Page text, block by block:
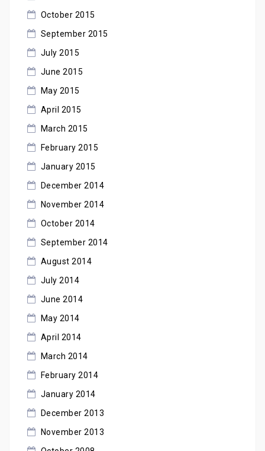
October 2015
September 2015
July 2015
June 2015
May 2015
April 2015
March 2015
February 2015
January 2015
December 2014
November 2014
October 2014
September 2014
August 2014
July 2014
June 2014
May 2014
April 2014
March 2014
February 2014
January 2014
December 2013
November 2013